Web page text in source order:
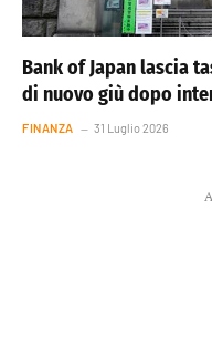
Bank of Japan lascia
di nuovo giù dopo
FINANZA 31 Luglio 2026